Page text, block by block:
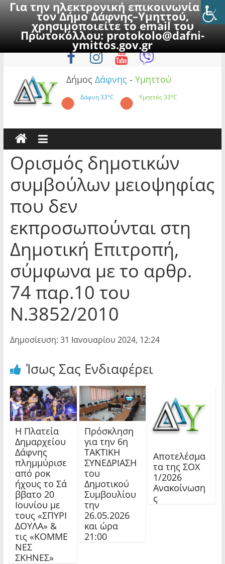
Για την ηλεκτρονική επικοινωνία με
τον Δήμο Δάφνης–Υμηττού,
χρησιμοποιείτε το email του
Πρωτοκόλλου:protokolo@dafni-
ymittos.gov.gr
to
Σάββατο, 8 Αυγούστου 2026
Δήμος Δάφνης - Υμηττού
Δάφνη33°C Υμηττός33°C
Ορισμός δημοτικών
συμβούλων μειοψηφίας
που δεν
εκπροσωπούνται στη
Δημοτική Επιτροπή,
σύμφωνα με το αρθρ.
74 παρ.10 του
Ν.3852/2010
Δημοσίευση: 31 Ιανουαρίου 2024, 12:24
Ίσως Σας Ενδιαφέρει
Η Πλατεία
Δημαρχείου
Δάφνης
πλημμύρισε
από ροκ
ήχους το Σά
ββατο 20
Ιουνίου με
τους «ΣΠΥΡΙ
ΔΟΥΛΑ» &
τις «ΚΟΜΜΕ
ΝΕΣ
ΣΚΗΝΕΣ»
Πρόσκληση
για την 6η
ΤΑΚΤΙΚΗ
ΣΥΝΕΔΡΙΑΣΗ
του
Δημοτικού
Συμβουλίου
την
26.05.2026
και ώρα
21:00
Αποτελέσμα
τα της ΣΟΧ
1/2026
Ανακοίνωση
ς